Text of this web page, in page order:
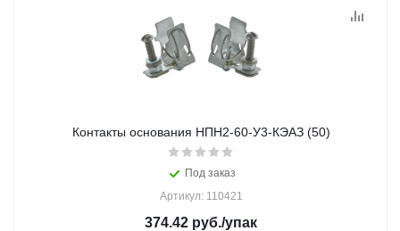
Контакты основания НПН2-60-У3-КЭАЗ (50)
Под заказ
Артикул: 110421
374.42 руб./упак